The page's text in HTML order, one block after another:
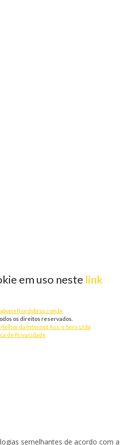
em uso neste link
os direitos reservados.
da Internet Ass. e Serv. Ltda
de Privacidade
semelhantes de acordo com a